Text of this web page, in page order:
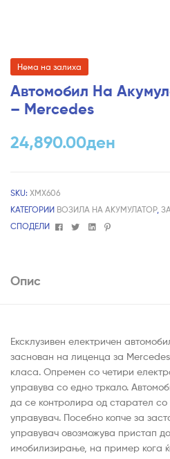
Нема на залиха
Автомобил На
– Mercedes
24,890.00ден
SKU: XMX606
КАТЕГОРИИ ВОЗИЛА НА АКУМУЛАТОР,
СПОДЕЛИ
FacebookTwitterLinkedin
Pinterest
Опис
Ексклузивен електричен
заснован на лиценца за
класа. Опремен со четири
управува со едно тркало.
да се контролира од старател
управувач. Посебно копче за
управувач овозможува пристап
имобилизирање, на пример кога